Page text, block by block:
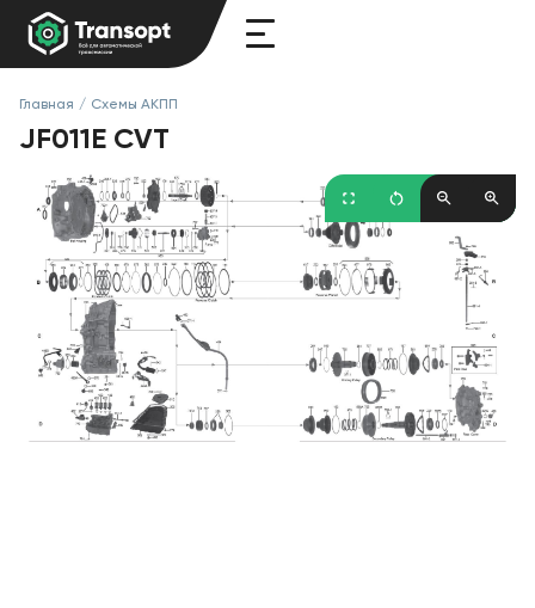
Главная / Схемы АКПП
JF011E CVT